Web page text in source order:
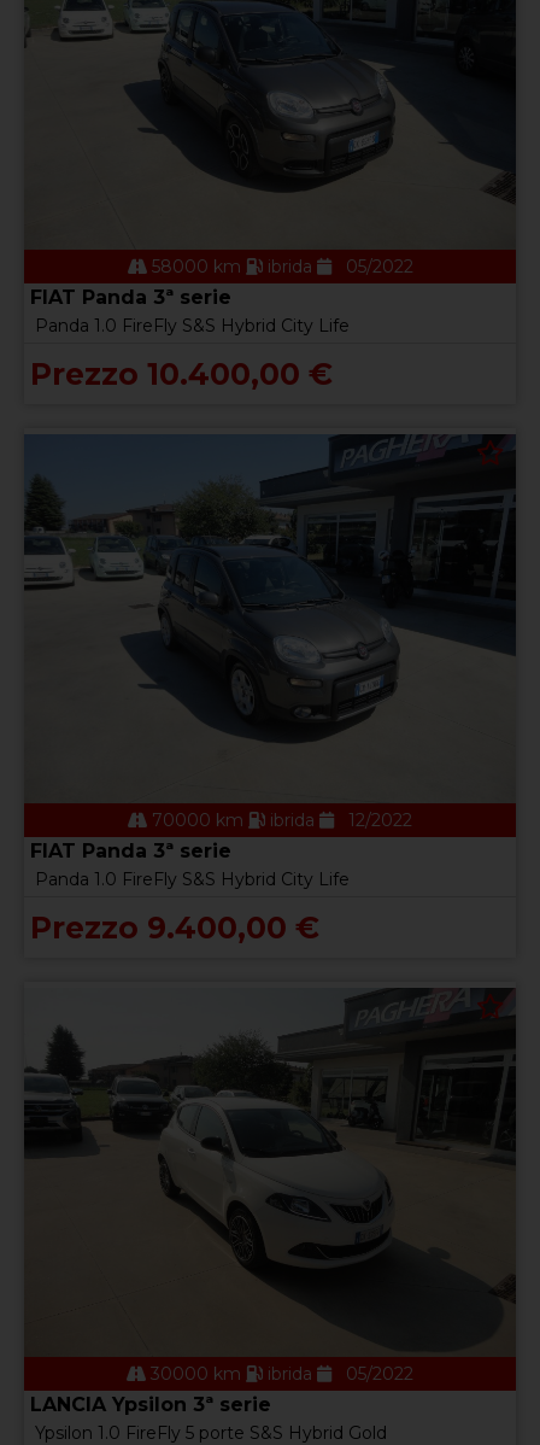
58000 km ibrida 05/2022
FIAT Panda 3ª serie
Panda 1.0 FireFly S&S Hybrid City Life
Prezzo 10.400,00 €
70000 km ibrida 12/2022
FIAT Panda 3ª serie
Panda 1.0 FireFly S&S Hybrid City Life
Prezzo 9.400,00 €
30000 km ibrida 05/2022
LANCIA Ypsilon 3ª serie
Ypsilon 1.0 FireFly 5 porte S&S Hybrid Gold